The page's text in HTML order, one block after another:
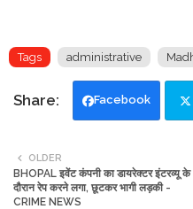
Tags administrative
Facebook
tte
OLDER
BHOPAL इवेंट कंपनी का डायरेक्टर इंटरव्यू के
दौरान रेप करने लगा, छूटकर भागी लड़की -
CRIME NEWS